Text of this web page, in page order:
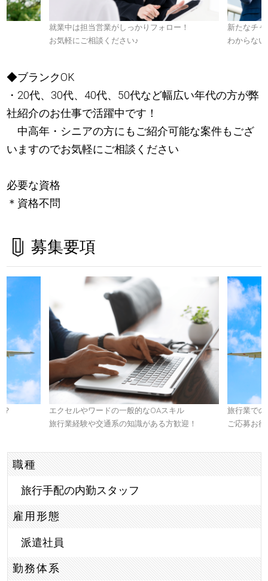
就業中は担当営業がしっかりフォロー！
お気軽にご相談ください♪
新たなチ
わからな
◆ブランクOK
・20代、30代、40代、50代など幅広い年代の方が弊
社紹介のお仕事で活躍中です！
中高年・シニアの方にもご紹介可能な案件もござ
いますのでお気軽にご相談ください
必要な資格
＊資格不問
募集要項
エクセルやワードの一般的なOAスキル
旅行業経験や交通系の知識がある方歓迎！
旅行業で
ご応募お
職種
旅行手配の内勤スタッフ
雇用形態
派遣社員
勤務体系